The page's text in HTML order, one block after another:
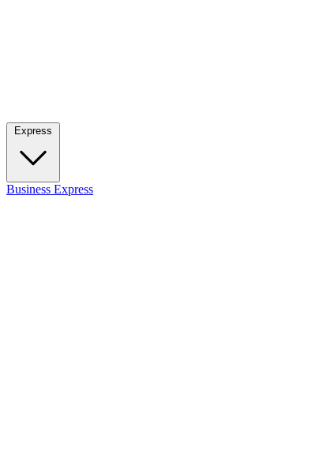
Express
Business Express